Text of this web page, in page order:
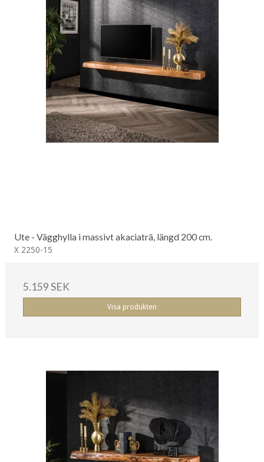
Ute - Vägghylla i massivt akaciaträ, längd 200 cm.
X 2250-15
5.159 SEK
Visa produkten